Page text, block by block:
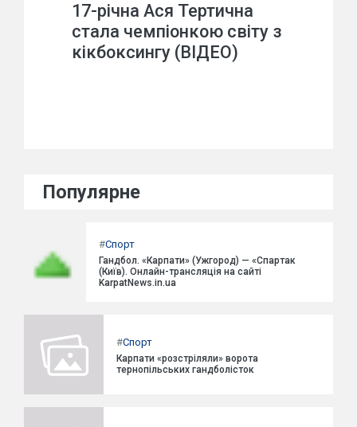
17-річна Ася Тертична
стала чемпіонкою світу з
кікбоксингу (ВІДЕО)
Популярне
#Спорт
Гандбол. «Карпати» (Ужгород) — «Спартак
(Київ). Онлайн-трансляція на сайті
KarpatNews.in.ua
#Спорт
Карпати «розстріляли» ворота
тернопільських гандболісток